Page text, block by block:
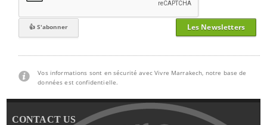
Les Newsletters
Vos informations sont en sécurité avec Vivre Marrakech, notre base de
données est confidentielle.
CONTACT US